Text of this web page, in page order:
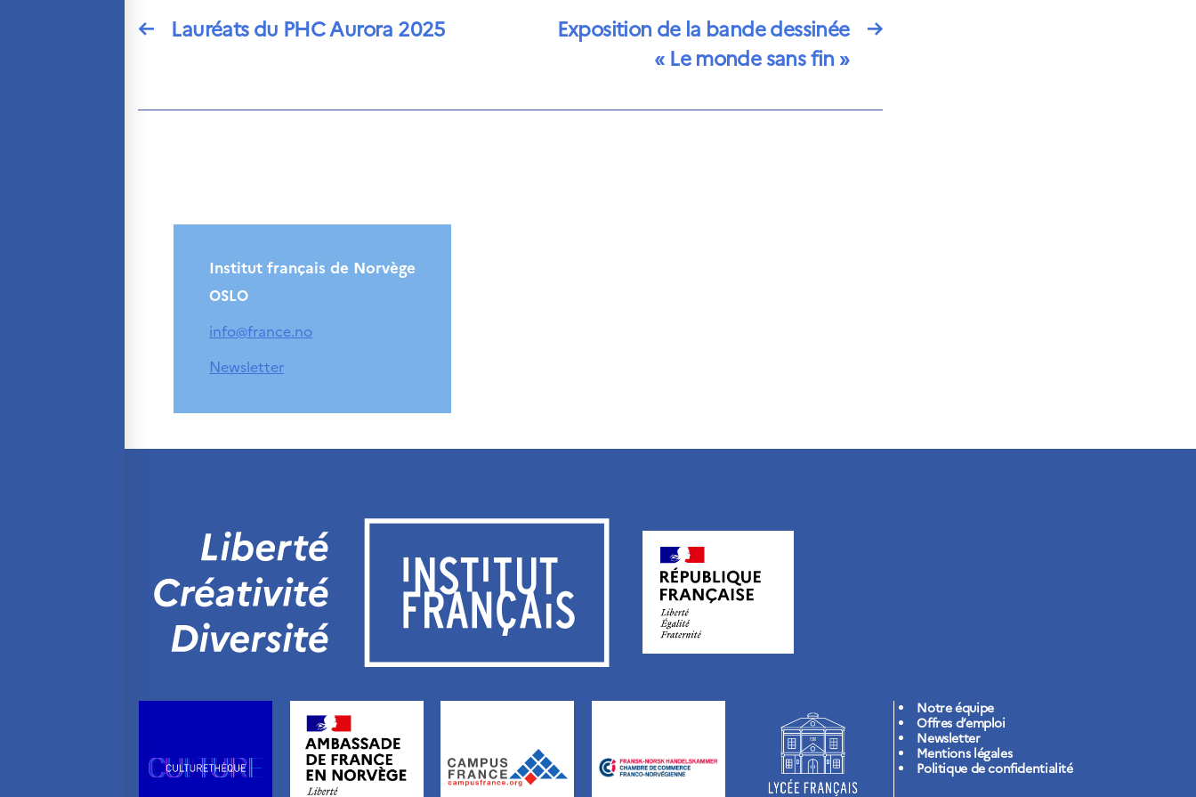
← Lauréats du PHC Aurora 2025 →
Exposition de la bande dessinée
« Le monde sans fin »
Institut français de Norvège
OSLO
info@france.no
Newsletter
Notre équipe
Offres d’emploi
Newsletter
Mentions légales
Politique de confidentialité